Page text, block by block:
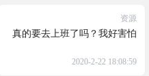
资源
真的要去上班了吗？我好害怕
2020-2-22 18:08:59